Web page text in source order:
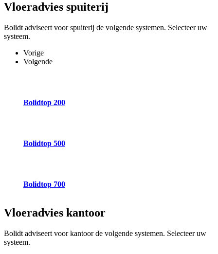
Vloeradvies spuiterij
Bolidt adviseert voor spuiterij de volgende systemen. Selecteer uw
systeem.
Vorige
Volgende
Bolidtop 200
Bolidtop 500
Bolidtop 700
Vloeradvies kantoor
Bolidt adviseert voor kantoor de volgende systemen. Selecteer uw
systeem.